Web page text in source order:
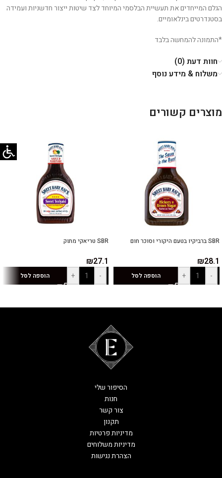
‬בסטנדרטים‭ ‬בינלאומיים‭.‬
*התמונה להמחשה בלבד
חוות דעת (0)
משלוח & מידע נוסף
מוצרים קשורים
SBR ברביקיו בטעם היקורי וסוכר חום
₪28.1
-
+ הוספה לסל
SBR טריאקי מתוק
₪27.1
-
+ הוספה לסל
הסיפור שלי
חנות
צור קשר
תקנון
מדיניות פרטיות
מדיניות משלוחים
הצהרת נגישות